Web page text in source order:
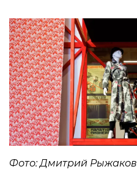
Фото: Дмитрий Рыжаков